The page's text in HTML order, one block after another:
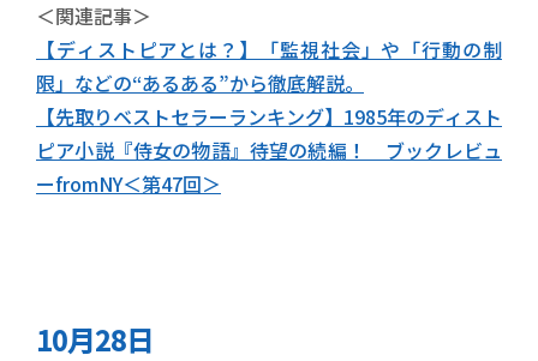
＜関連記事＞
【ディストピアとは？】「監視社会」や「行動の制
限」などの“あるある”から徹底解説。
【先取りベストセラーランキング】1985年のディスト
ピア小説『侍女の物語』待望の続編！ ブックレビュ
ーfromNY＜第47回＞
10月28日